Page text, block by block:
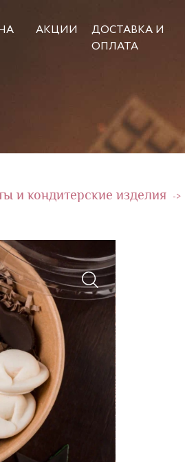
АКЦИИ
ДОСТАВКА И
ОПЛАТА
и кондитерские изделия ->